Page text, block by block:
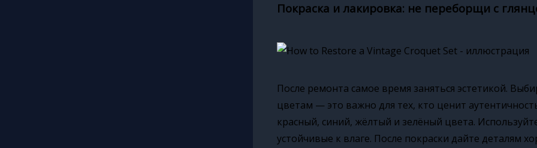
Покраска и лакировка: не переборщи с
После ремонта самое время заняться эстетикой.
цветам — это важно для тех, кто ценит
красный, синий, жёлтый и зелёный цвета.
устойчивые к влаге. После покраски дайте деталям